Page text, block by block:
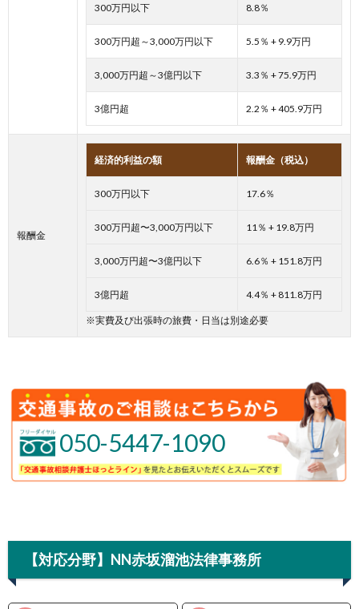
300万円以下 8.8％
300万円超～3,000万円以下 5.5％ + 9.9万円
3,000万円超～3億円以下 3.3％ + 75.9万円
3億円超 2.2％ + 405.9万円
報酬金
経済的利益の額 報酬金（税込）
300万円以下 17.6％
300万円超〜3,000万円以下 11％ + 19.8万円
3,000万円超〜3億円以下 6.6％ + 151.8万円
3億円超 4.4％ + 811.8万円
※実費及び出張時の旅費・日当は別途必要
050-5447-1090
【対応分野】NN赤坂溜池法律事務所